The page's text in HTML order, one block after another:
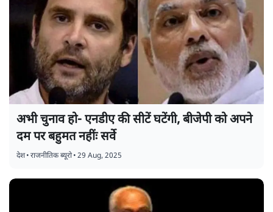
अभी चुनाव हो- एनडीए की सीटें घटेंगी, बीजेपी को अपने
दम पर बहुमत नहींः सर्वे
देश•राजनीतिक ब्यूरो•29 Aug, 2025